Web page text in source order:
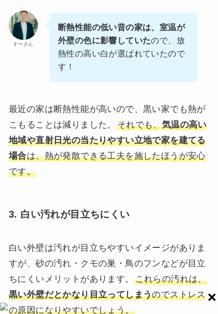
すーさん
断熱性能の低い昔の家は、室温が
外壁の色に影響していたので、放
熱性の高い白が選ばれていたので
す！
最近の家は断熱性能が高いので、黒い家でも熱が
こもることは減りました。 それでも、気温の高い
地域や直射日光の当たりやすい立地で家を建てる
場合は、熱が発散できる工夫を施したほうが安心
です。
3. 白い汚れが目立ちにくい
白い外壁は汚れが目立ちやすいイメージがありま
すが、砂の汚れ・クモの巣・鳥のフンなどが目立
ちにくいメリットがあります。 これらの汚れは、
黒い外壁だとかなり目立ってしまうのでストレス
の原因になりやすいでしょう。